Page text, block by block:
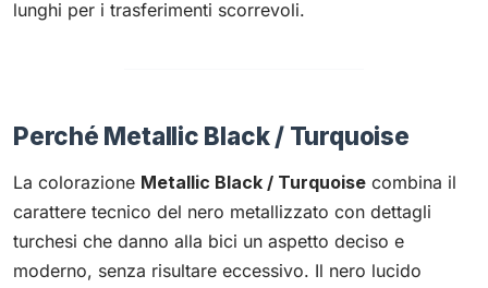
lunghi per i trasferimenti scorrevoli.
Perché Metallic Black / Turquoise
La colorazione Metallic Black / Turquoise combina il
carattere tecnico del nero metallizzato con dettagli
turchesi che danno alla bici un aspetto deciso e
moderno, senza risultare eccessivo. Il nero lucido